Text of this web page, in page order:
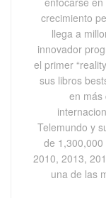
crecimiento
llega a
innovador
el primer
sus libros
en más
Telemundo y
de
2010, 2013,
una de las